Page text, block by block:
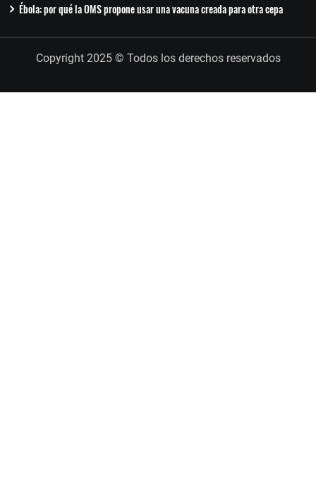
Ébola: por qué la OMS propone usar una vacuna creada para otra cepa
Copyright 2025 © Todos los derechos reservados